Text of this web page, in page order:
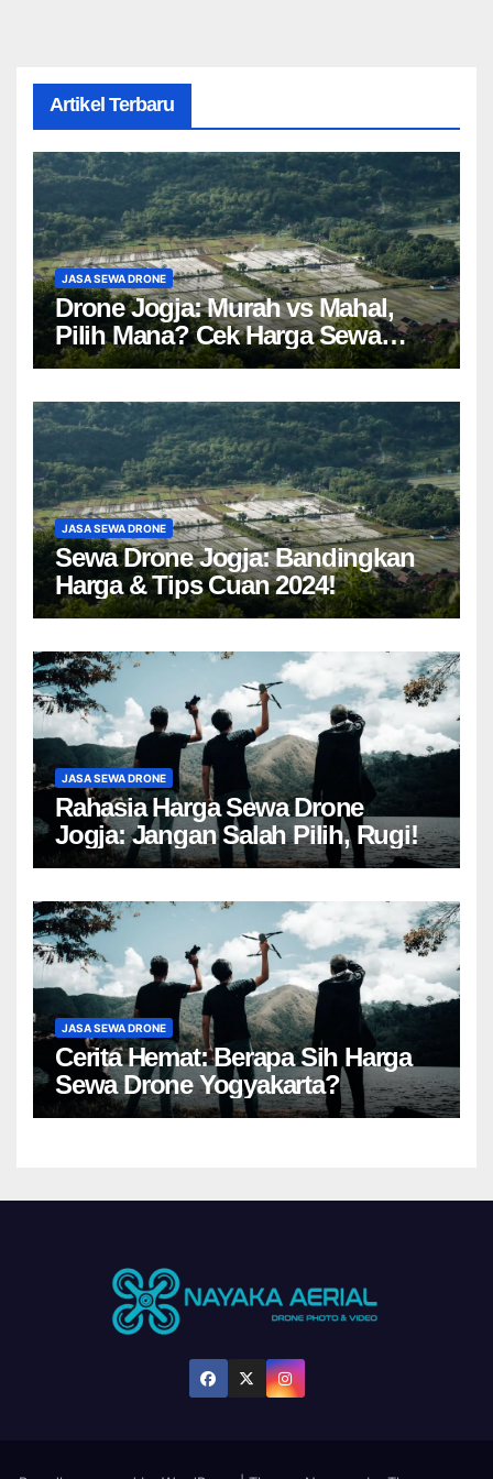
Artikel Terbaru
JASA SEWA DRONE
Drone Jogja: Murah vs Mahal,
Pilih Mana? Cek Harga Sewa
Drone Yogyakarta!
JASA SEWA DRONE
Sewa Drone Jogja: Bandingkan
Harga & Tips Cuan 2024!
JASA SEWA DRONE
Rahasia Harga Sewa Drone
Jogja: Jangan Salah Pilih, Rugi!
JASA SEWA DRONE
Cerita Hemat: Berapa Sih Harga
Sewa Drone Yogyakarta?